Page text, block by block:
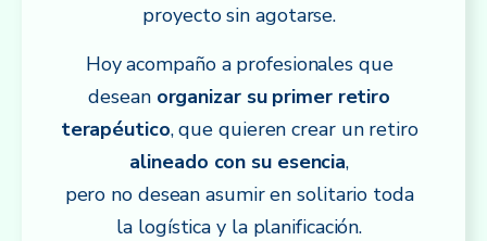
proyecto sin agotarse.
Hoy acompaño a profesionales que
desean organizar su primer retiro
terapéutico, que quieren crear un retiro
alineado con su esencia,
pero no desean asumir en solitario toda
la logística y la planificación.